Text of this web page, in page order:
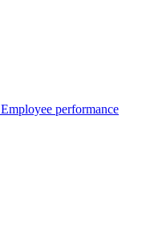
Employee performance